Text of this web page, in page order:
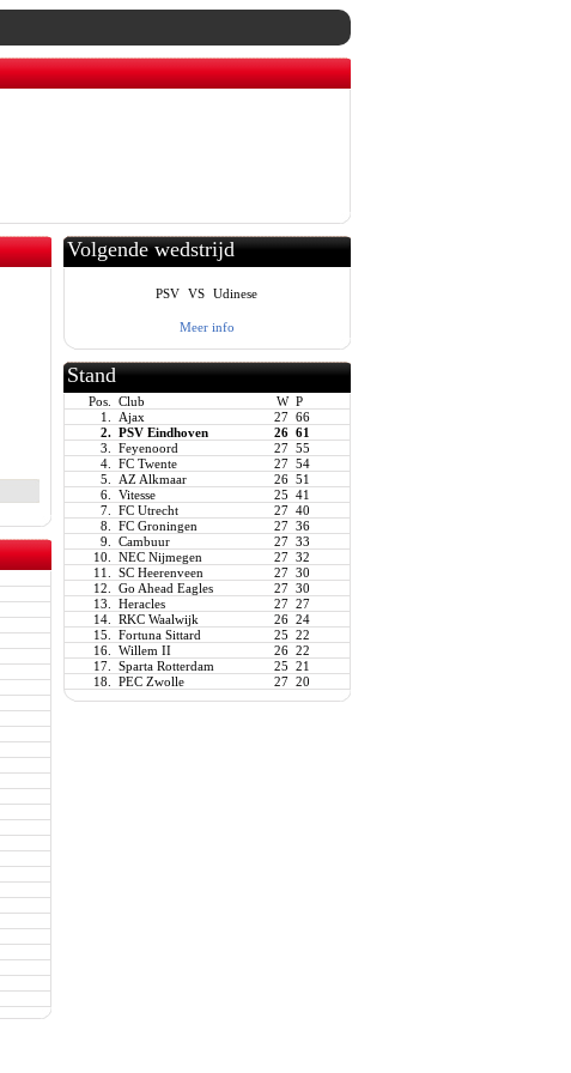
Volgende wedstrijd
PSV VS Udinese
Meer info
Stand
Pos.Club W P
1. Ajax 27 66
2. PSV Eindhoven 26 61
3.Feyenoord 27 55
4.FC Twente 27 54
5. AZ Alkmaar 26 51
6.Vitesse 25 41
7.FC Utrecht 27 40
8.FC Groningen 27 36
9.Cambuur 27 33
10.NEC Nijmegen 27 32
11.SC Heerenveen 27 30
12.Go Ahead Eagles 27 30
13.Heracles 27 27
14.RKC Waalwijk 26 24
15.Fortuna Sittard 25 22
16.Willem II 26 22
17.Sparta Rotterdam 25 21
18.PEC Zwolle 27 20